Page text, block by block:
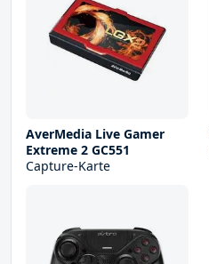
AverMedia Live Gamer
Extreme 2 GC551
Capture-Karte